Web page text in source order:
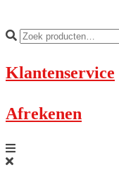
Klantenservice
Afrekenen